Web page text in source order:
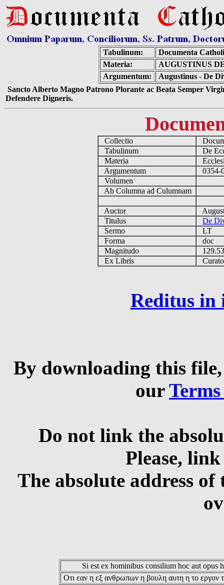
Tabulinum:
Documenta
Materia:
AUGUSTINUS
Argumentum:
Augustinus - De
Sancto Alberto Magno Patrono Plorante ac Beata Semper
Defendere Digneris.
Collectio
Tabulinum
De
Materia
Argumentum
0354-
Volumen
Ab Columna ad Culumnam
Auctor
Titulus
De
Sermo
LT
Forma
doc
Magnitudo
Ex Libris
Reditus in
By downloading this
our
Do not link the
Please,
The absolute address
Si est ex hominibus consilium hoc aut opus
Οτι εαν η εξ ανθρωπων η βουλη αυτη η το εργον